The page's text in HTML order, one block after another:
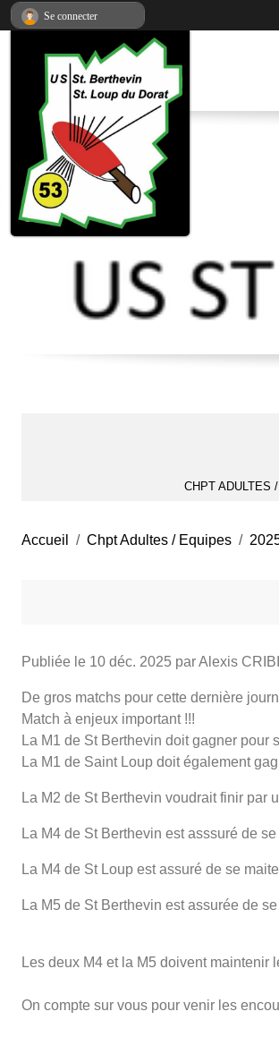
CHPT ADULTES
Accueil Chpt Adultes / Equipes
Publiée le 10 déc. 2025 par Alexis
De gros matchs pour cette dernière
Match à enjeux important !!!
La M1 de St Berthevin doit gagner pour
La M1 de Saint Loup doit également
La M2 de St Berthevin voudrait finir par
La M4 de St Berthevin est asssuré de
La M4 de St Loup est assuré de se
La M5 de St Berthevin est assurée de
Les deux M4 et la M5 doivent maintenir
On compte sur vous pour venir les
Se connecter
Panneau de gestion des cookies